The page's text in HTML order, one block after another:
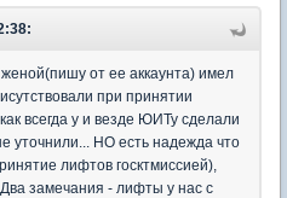
от ее аккаунта) имел
при принятии
всегда у и везде ЮИТу сделали
уточнили... НО есть надежда что
лифтов госктмиссией),
замечания - лифты у нас с